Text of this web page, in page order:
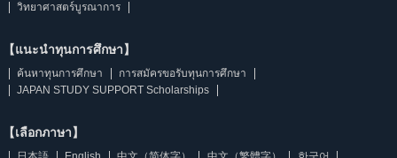
วิทยาศาสตร์บูรณาการ
【แนะนำทุนการศึกษา】
ค้นหาทุนการศึกษา
การสมัครขอรับทุนการศึกษา
JAPAN STUDY SUPPORT Scholarships
【เลือกภาษา】